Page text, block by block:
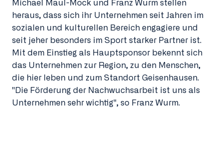
Michael Maul-Mock und Franz Wurm stellen
heraus, dass sich ihr Unternehmen seit Jahren im
sozialen und kulturellen Bereich engagiere und
seit jeher besonders im Sport starker Partner ist.
Mit dem Einstieg als Hauptsponsor bekennt sich
das Unternehmen zur Region, zu den Menschen,
die hier leben und zum Standort Geisenhausen.
"Die Förderung der Nachwuchsarbeit ist uns als
Unternehmen sehr wichtig", so Franz Wurm.